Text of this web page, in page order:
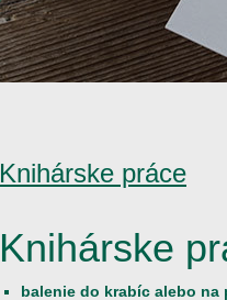
Knihárske práce
Knihárske
balenie do krabíc alebo na